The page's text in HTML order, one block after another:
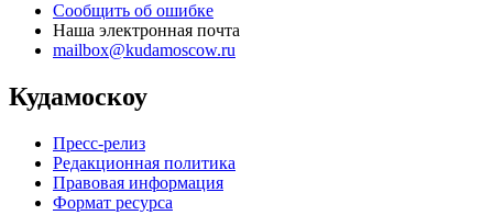
Сообщить об ошибке
Наша электронная почта
mailbox@kudamoscow.ru
Кудамоскоу
Пресс-релиз
Редакционная политика
Правовая информация
Формат ресурса